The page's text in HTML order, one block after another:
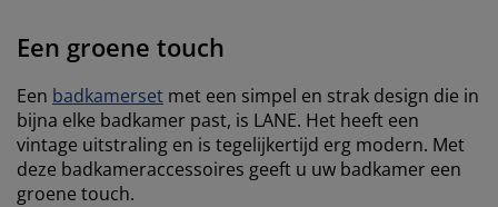
Een groene touch
Een badkamerset met een simpel en strak design die in
bijna elke badkamer past, is LANE. Het heeft een
vintage uitstraling en is tegelijkertijd erg modern. Met
deze badkameraccessoires geeft u uw badkamer een
groene touch.